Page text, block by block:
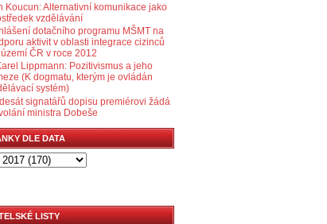
Koucun: Alternativní komunikace jako
vzdělávání
dotačního programu MŠMT na
aktivit v oblasti integrace cizinců
ČR v roce 2012
Lippmann: Pozitivismus a jeho
(K dogmatu, kterým je ovládán
systém)
signatářů dopisu premiérovi žádá
ministra Dobeše
DLE DATA
LISTY